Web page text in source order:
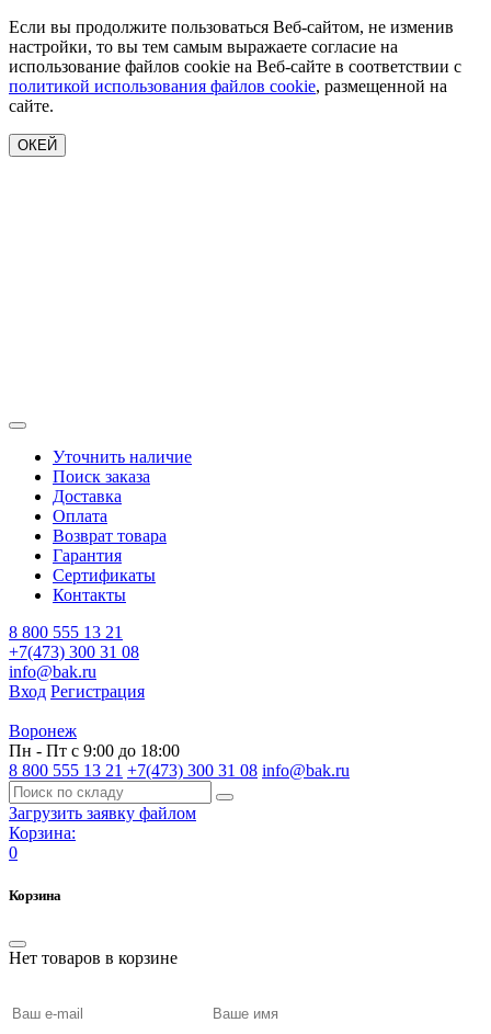
Если вы продолжите пользоваться Веб-сайтом, не изменив
настройки, то вы тем самым выражаете согласие на
использование файлов cookie на Веб-сайте в соответствии с
политикой использования файлов cookie, размещенной на
сайте.
ОКЕЙ
Уточнить наличие
Поиск заказа
Доставка
Оплата
Возврат товара
Гарантия
Сертификаты
Контакты
8 800 555 13 21
+7(473) 300 31 08
info@bak.ru
Вход Регистрация
Воронеж
Пн - Пт с 9:00 до 18:00
8 800 555 13 21 +7(473) 300 31 08 info@bak.ru
Загрузить заявку файлом
Корзина:
0
Корзина
Нет товаров в корзине